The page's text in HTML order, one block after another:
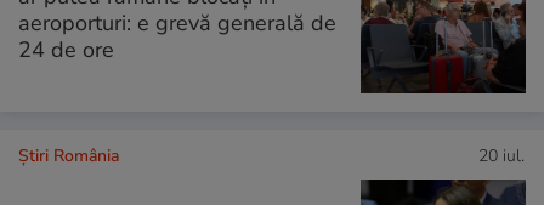
aeroporturi: e grevă generală de
24 de ore
Știri România 20 iul.